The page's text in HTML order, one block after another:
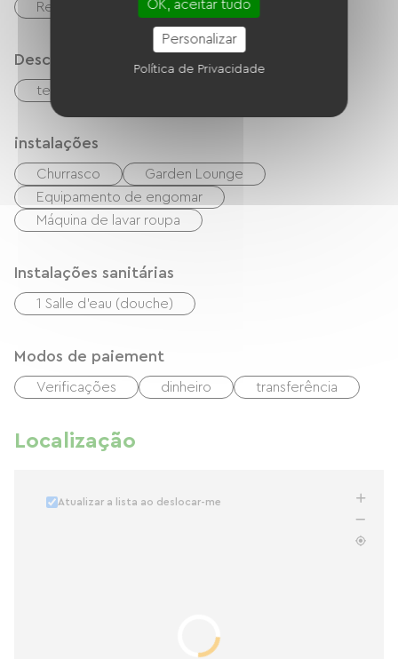
Refrigerador
Lave-vaisselle
Descrição
terraço
instalações
Churrasco
Garden Lounge
Equipamento de engomar
Máquina de lavar roupa
Instalações sanitárias
1 Salle d'eau (douche)
Modos de paiement
Verificações dinheiro transferência
Localização
Atualizar a lista ao deslocar-me
OK, aceitar tudo
Personalizar
Política de Privacidade